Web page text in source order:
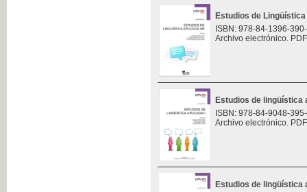
Estudios de
ISBN: 978-84-1396-
Archivo electrónico.
Estudios de lingüística
ISBN: 978-84-9048-
Archivo electrónico.
Estudios de lingüística